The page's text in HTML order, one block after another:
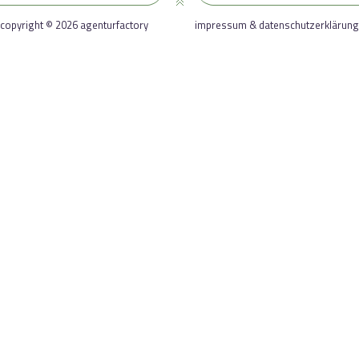
copyright © 2026 agenturfactory impressum & datenschutzerklärung